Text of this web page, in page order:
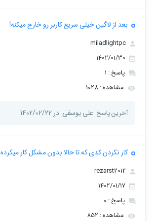
بعد از لاگین خیلی سریع کاربر رو خارج میکنه!
پاسخ : 1
مشاهده : 1028
آخرین پاسخ علی یوسفی در 1402/02/22
کار نکردن کدی که تا حالا بدون مشکل کار میکرده
پاسخ : 0
مشاهده : 852